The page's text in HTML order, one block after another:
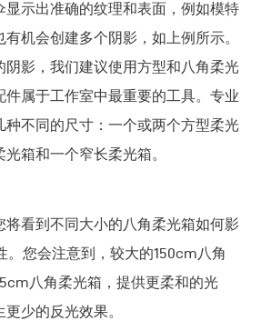
显示出准确的纹理和表面，例如模特
有机会创建多个阴影，如上例所示。
阴影，我们建议使用方型和八角柔光
件属于工作室中最重要的工具。专业
种不同的尺寸：一个或两个方型柔光
箱和一个窄长柔光箱。
将看到不同大小的八角柔光箱如何影
。您会注意到，较大的150cm八角
八角柔光箱，提供更柔和的光
少的反光效果。